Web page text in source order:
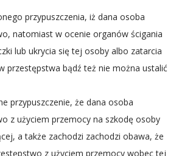
przypuszczenia, iż dana osoba
natomiast w ocenie organów ścigania
lub ukrycia się tej osoby albo zatarcia
przestępstwa bądź też nie można ustalić
przypuszczenie, że dana osoba
z użyciem przemocy na szkodę osoby
a także zachodzi zachodzi obawa, że
z użyciem przemocy wobec tej